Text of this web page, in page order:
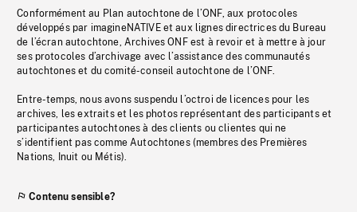
Conformément au Plan autochtone de l’ONF, aux protocoles
développés par imagineNATIVE et aux lignes directrices du Bureau
de l’écran autochtone, Archives ONF est à revoir et à mettre à jour
ses protocoles d’archivage avec l’assistance des communautés
autochtones et du comité-conseil autochtone de l’ONF.
Entre-temps, nous avons suspendu l’octroi de licences pour les
archives, les extraits et les photos représentant des participants et
participantes autochtones à des clients ou clientes qui ne
s’identifient pas comme Autochtones (membres des Premières
Nations, Inuit ou Métis).
Contenu sensible?